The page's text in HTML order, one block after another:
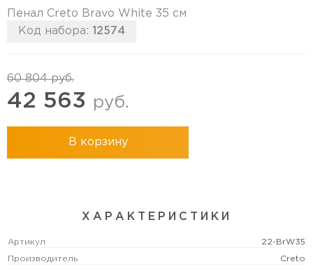
Пенал Creto Bravo White 35 см
Код набора: 12574
60 804руб.
42 563 руб.
В корзину
ХАРАКТЕРИСТИКИ
Артикул 22-BrW35
Производитель Creto